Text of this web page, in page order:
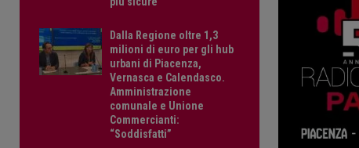
Dalla Regione oltre 1,3
milioni di euro per gli hub
urbani di Piacenza,
Vernasca e Calendasco.
Amministrazione
comunale e Unione
Commercianti:
“Soddisfatti”